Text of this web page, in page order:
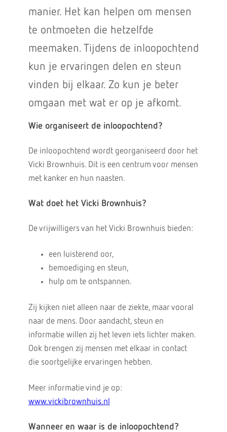
manier. Het kan helpen om mensen
te ontmoeten die hetzelfde
meemaken. Tijdens de inloopochtend
kun je ervaringen delen en steun
vinden bij elkaar. Zo kun je beter
omgaan met wat er op je afkomt.
Wie organiseert de inloopochtend?
De inloopochtend wordt georganiseerd door het
Vicki Brownhuis. Dit is een centrum voor mensen
met kanker en hun naasten.
Wat doet het Vicki Brownhuis?
De vrijwilligers van het Vicki Brownhuis bieden:
een luisterend oor,
bemoediging en steun,
hulp om te ontspannen.
Zij kijken niet alleen naar de ziekte, maar vooral
naar de mens. Door aandacht, steun en
informatie willen zij het leven iets lichter maken.
Ook brengen zij mensen met elkaar in contact
die soortgelijke ervaringen hebben.
Meer informatie vind je op:
www.vickibrownhuis.nl
Wanneer en waar is de inloopochtend?